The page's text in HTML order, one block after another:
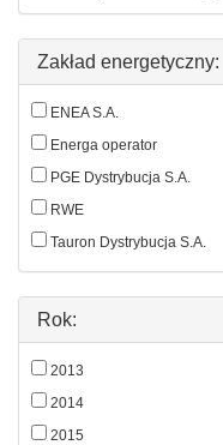
Zakład energetyczny:
ENEA S.A.
Energa operator
PGE Dystrybucja S.A.
RWE
Tauron Dystrybucja S.A.
Rok:
2013
2014
2015